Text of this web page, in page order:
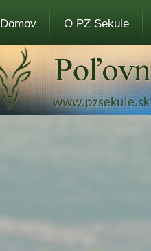
Domov O PZ Sekule